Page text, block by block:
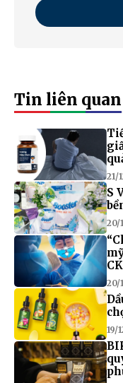
Tin liên quan
21/
S
20/
20/
19/